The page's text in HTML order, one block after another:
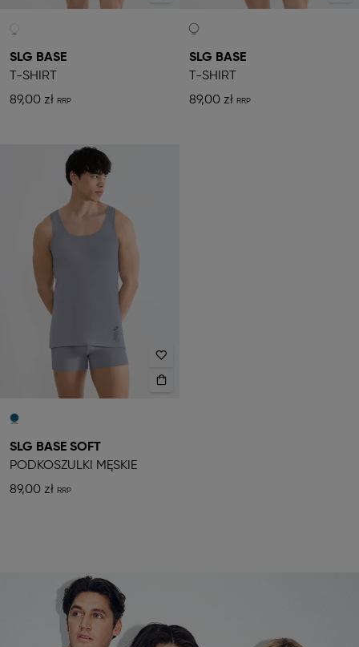
SLG BASE
T-SHIRT
89,00 zł
SLG BASE
T-SHIRT
89,00 zł
SLG BASE SOFT
PODKOSZULKI MĘSKIE
89,00 zł